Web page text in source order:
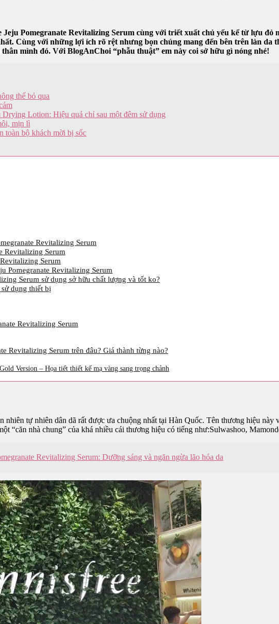
Pomegranate Revitalizing Serum cùng với triết xuất chủ yếu kể từ lựu đỏ
Cùng với những lợi ích rõ rệt nhưng bọn chúng mang đến bên trên làn da
mình đó. Với BlogAnChoi “phẫu thuật” em này coi sở hữu gì nóng nhé!
thể bỏ qua
Lotion: Hiệu quả chỉ sau một đêm sử dụng
mịn lì
toàn bộ khách mời bị sốc
Revitalizing Serum
Revitalizing Serum
Serum
Pomegranate Revitalizing Serum
Serum sử dụng sở hữu chất lượng và tốt ko?
dụng thiết bị
Revitalizing Serum
Revitalizing Serum trên đâu? Giá thành từng nào?
Version – Họa tiết thiết kế mạ vàng sang trọng chảnh
nhiên tự nhiên dân dã rất được ưa chuộng nhất tại Hàn Quốc. Tên thương hiệu
“căn nhà chung” của khá nhiều cái thương hiệu có tiếng như:Sulwashoo,
Revitalizing Serum: Dưỡng sáng và ngăn ngừa lão hóa da